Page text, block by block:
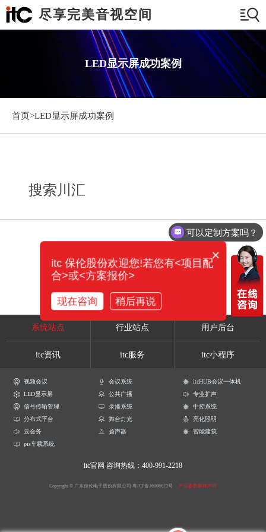
尽享完美音视空间
LED显示屏成功案例
首页>LED显示屏成功案例
搜索川汇
系统站点 行业站点 用户后台
itc资讯 itc服务 itc小程序
视频会议 会议系统
itcHUB会议一体机
LED显示屏
公共广播
专业扩声
信号传输管理
录播系统
中控系统
分布式平台
舞台灯光
亮化照明
云会务
扬声器
智能建筑
pis车载系统
itc官网 咨询热线：400-991-2218
Copyright © 广东保伦电子股份有限公司 粤ICP备16106620号 产品参数解释声明
可以定制方案吗？
×
itc 保伦股份欢迎您!若您有<项目配
合>或<方案报价>
现在咨询 稍后再说